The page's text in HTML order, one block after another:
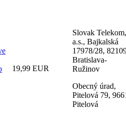
19,99 EUR
Slovak Telekom,
a.s., Bajkalská
17978/28,
Bratislava-
Ružinov
Obecný úrad,
Pitelová 79,
Pitelová